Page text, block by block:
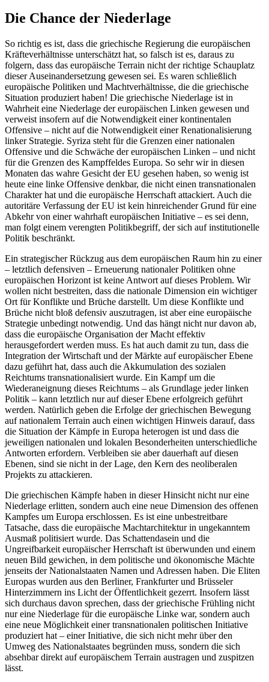
Die Chance der Niederlage
So richtig es ist, dass die griechische Regierung die europäischen
Kräfteverhältnisse unterschätzt hat, so falsch ist es, daraus zu
folgern, dass das europäische Terrain nicht der richtige Schauplatz
dieser Auseinandersetzung gewesen sei. Es waren schließlich
europäische Politiken und Machtverhältnisse, die die griechische
Situation produziert haben! Die griechische Niederlage ist in
Wahrheit eine Niederlage der europäischen Linken gewesen und
verweist insofern auf die Notwendigkeit einer kontinentalen
Offensive – nicht auf die Notwendigkeit einer Renationalisierung
linker Strategie. Syriza steht für die Grenzen einer nationalen
Offensive und die Schwäche der europäischen Linken – und nicht
für die Grenzen des Kampffeldes Europa. So sehr wir in diesen
Monaten das wahre Gesicht der EU gesehen haben, so wenig ist
heute eine linke Offensive denkbar, die nicht einen transnationalen
Charakter hat und die europäische Herrschaft attackiert. Auch die
autoritäre Verfassung der EU ist kein hinreichender Grund für eine
Abkehr von einer wahrhaft europäischen Initiative – es sei denn,
man folgt einem verengten Politikbegriff, der sich auf institutionelle
Politik beschränkt.
Ein strategischer Rückzug aus dem europäischen Raum hin zu einer
– letztlich defensiven – Erneuerung nationaler Politiken ohne
europäischen Horizont ist keine Antwort auf dieses Problem. Wir
wollen nicht bestreiten, dass die nationale Dimension ein wichtiger
Ort für Konflikte und Brüche darstellt. Um diese Konflikte und
Brüche nicht bloß defensiv auszutragen, ist aber eine europäische
Strategie unbedingt notwendig. Und das hängt nicht nur davon ab,
dass die europäische Organisation der Macht effektiv
herausgefordert werden muss. Es hat auch damit zu tun, dass die
Integration der Wirtschaft und der Märkte auf europäischer Ebene
dazu geführt hat, dass auch die Akkumulation des sozialen
Reichtums transnationalisiert wurde. Ein Kampf um die
Wiederaneignung dieses Reichtums – als Grundlage jeder linken
Politik – kann letztlich nur auf dieser Ebene erfolgreich geführt
werden. Natürlich geben die Erfolge der griechischen Bewegung
auf nationalem Terrain auch einen wichtigen Hinweis darauf, dass
die Situation der Kämpfe in Europa heterogen ist und dass die
jeweiligen nationalen und lokalen Besonderheiten unterschiedliche
Antworten erfordern. Verbleiben sie aber dauerhaft auf diesen
Ebenen, sind sie nicht in der Lage, den Kern des neoliberalen
Projekts zu attackieren.
Die griechischen Kämpfe haben in dieser Hinsicht nicht nur eine
Niederlage erlitten, sondern auch eine neue Dimension des offenen
Kampfes um Europa erschlossen. Es ist eine unbestreitbare
Tatsache, dass die europäische Machtarchitektur in ungekanntem
Ausmaß politisiert wurde. Das Schattendasein und die
Ungreifbarkeit europäischer Herrschaft ist überwunden und einem
neuen Bild gewichen, in dem politische und ökonomische Mächte
jenseits der Nationalstaaten Namen und Adressen haben. Die Eliten
Europas wurden aus den Berliner, Frankfurter und Brüsseler
Hinterzimmern ins Licht der Öffentlichkeit gezerrt. Insofern lässt
sich durchaus davon sprechen, dass der griechische Frühling nicht
nur eine Niederlage für die europäische Linke war, sondern auch
eine neue Möglichkeit einer transnationalen politischen Initiative
produziert hat – einer Initiative, die sich nicht mehr über den
Umweg des Nationalstaates begründen muss, sondern die sich
absehbar direkt auf europäischem Terrain austragen und zuspitzen
lässt.